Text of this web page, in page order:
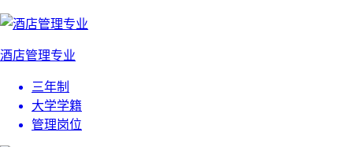
酒店管理专业
三年制
大学学籍
管理岗位